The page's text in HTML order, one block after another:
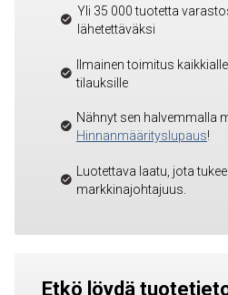
Yli 35 000 tuotetta
lähetettäväksi
Ilmainen toimitus
tilauksille
Nähnyt sen halvemmalla
Hinnanmäärityslupaus!
Luotettava laatu, jota
markkinajohtajuus.
Etkö löydä